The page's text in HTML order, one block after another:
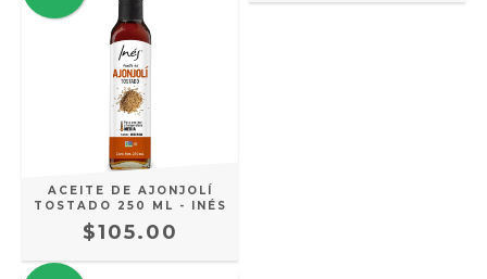
ACEITE DE AJONJOLÍ
TOSTADO 250 ML - INÉS
$105.00